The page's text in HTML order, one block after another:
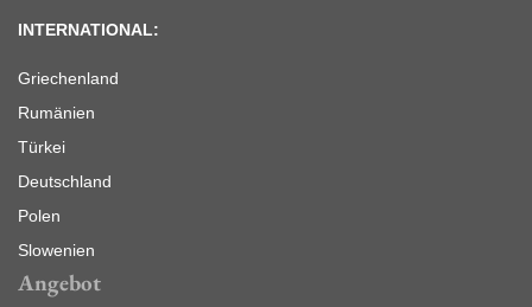
INTERNATIONAL:
Griechenland
Rumänien
Türkei
Deutschland
Polen
Slowenien
Angebot